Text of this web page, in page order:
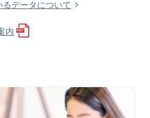
データについて
内